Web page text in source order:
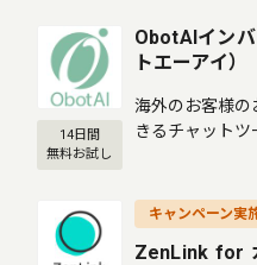
14日間
無料お試し
ObotAIインバ
トエーアイ）
海外のお客様の
きるチャットツ
キャンペーン実
ZenLink for